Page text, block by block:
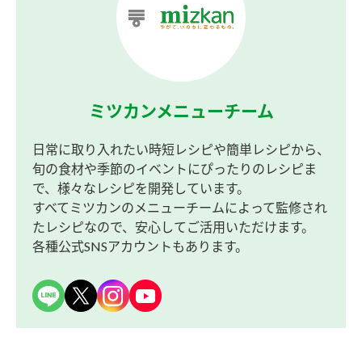
ミツカンメニューチーム
日常に取り入れたい時短レシピや簡単レシピから、
旬の食材や季節のイベントにぴったりのレシピま
で、様々なレシピを開発しています。
すべてミツカンのメニューチームによって監修され
たレシピなので、安心してご活用いただけます。
各種公式SNSアカウントもあります。